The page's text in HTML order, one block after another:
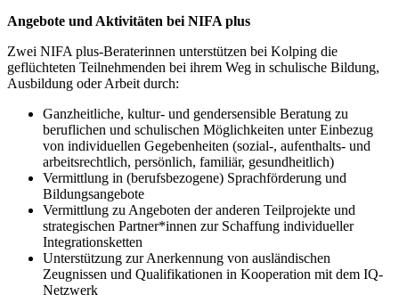
Angebote und Aktivitäten bei NIFA plus
Zwei NIFA plus-Beraterinnen unterstützen bei Kolping die
geflüchteten Teilnehmenden bei ihrem Weg in schulische Bildung,
Ausbildung oder Arbeit durch:
Ganzheitliche, kultur- und gendersensible Beratung zu
beruflichen und schulischen Möglichkeiten unter Einbezug
von individuellen Gegebenheiten (sozial-, aufenthalts- und
arbeitsrechtlich, persönlich, familiär, gesundheitlich)
Vermittlung in (berufsbezogene) Sprachförderung und
Bildungsangebote
Vermittlung zu Angeboten der anderen Teilprojekte und
strategischen Partner*innen zur Schaffung individueller
Integrationsketten
Unterstützung zur Anerkennung von ausländischen
Zeugnissen und Qualifikationen in Kooperation mit dem IQ-
Netzwerk